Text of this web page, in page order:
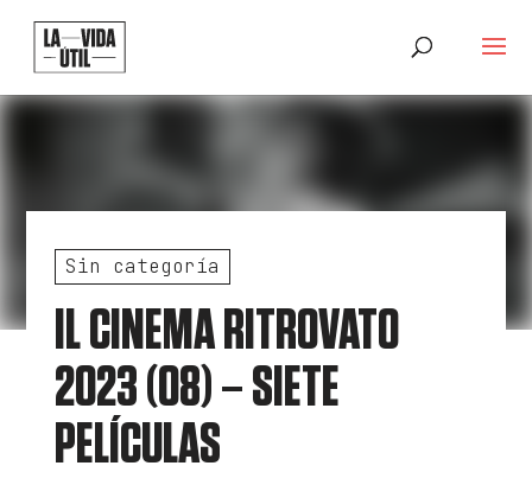
Sin categoría
IL CINEMA RITROVATO
2023 (08) – SIETE
PELÍCULAS